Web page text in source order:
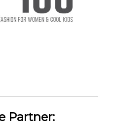
Partner: